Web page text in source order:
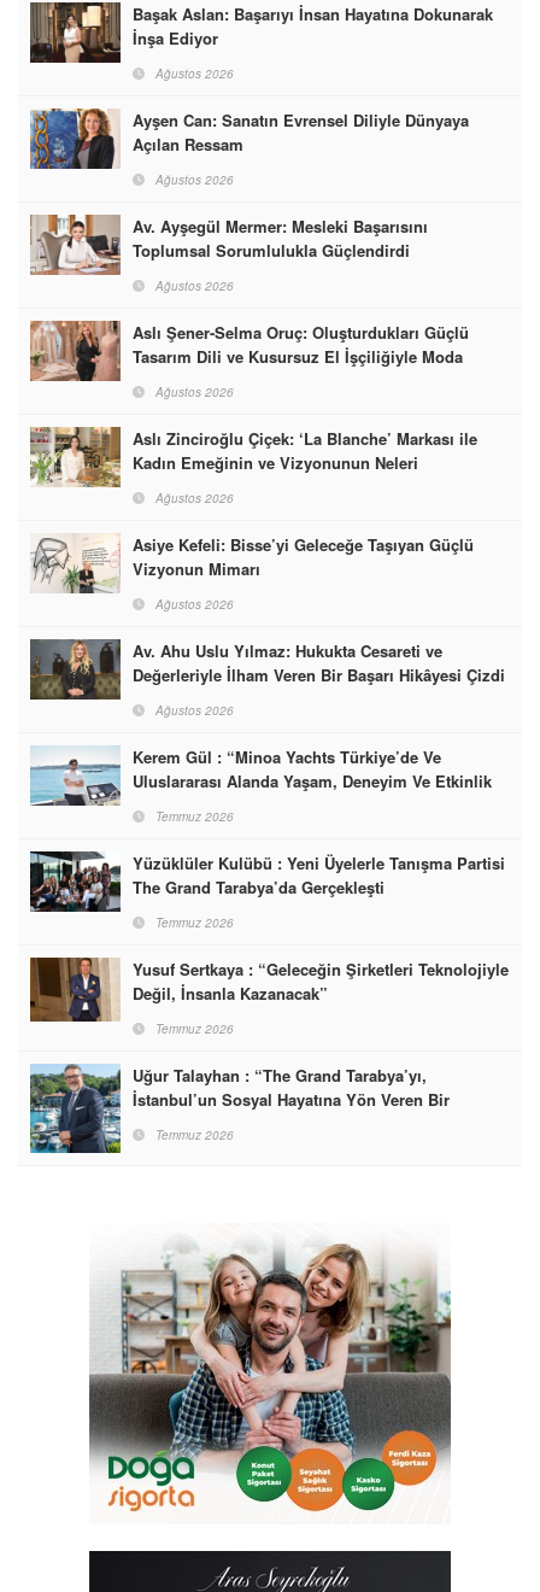
Başak Aslan: Başarıyı İnsan Hayatına Dokunarak
İnşa Ediyor
Ağustos 2026
Ayşen Can: Sanatın Evrensel Diliyle Dünyaya
Açılan Ressam
Ağustos 2026
Av. Ayşegül Mermer: Mesleki Başarısını
Toplumsal Sorumlulukla Güçlendirdi
Ağustos 2026
Aslı Şener-Selma Oruç: Oluşturdukları Güçlü
Tasarım Dili ve Kusursuz El İşçiliğiyle Moda
Dünyasına İmzalarını Attılar
Ağustos 2026
Aslı Zinciroğlu Çiçek: ‘La Blanche’ Markası ile
Kadın Emeğinin ve Vizyonunun Neleri
Başarabileceğinin En Güzel Örneğini Sunuyor
Ağustos 2026
Asiye Kefeli: Bisse’yi Geleceğe Taşıyan Güçlü
Vizyonun Mimarı
Ağustos 2026
Av. Ahu Uslu Yılmaz: Hukukta Cesareti ve
Değerleriyle İlham Veren Bir Başarı Hikâyesi Çizdi
Ağustos 2026
Kerem Gül : “Minoa Yachts Türkiye’de Ve
Uluslararası Alanda Yaşam, Deneyim Ve Etkinlik
Markası Olacak”
Temmuz 2026
Yüzüklüler Kulübü : Yeni Üyelerle Tanışma Partisi
The Grand Tarabya’da Gerçekleşti
Temmuz 2026
Yusuf Sertkaya : “Geleceğin Şirketleri Teknolojiyle
Değil, İnsanla Kazanacak”
Temmuz 2026
Uğur Talayhan : “The Grand Tarabya’yı,
İstanbul’un Sosyal Hayatına Yön Veren Bir
Destinasyon Haline Getirmeyi Hedefliyorum”
Temmuz 2026